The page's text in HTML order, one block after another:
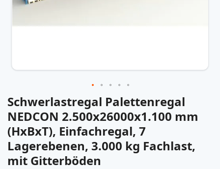
Zum
Anfang
der
Bildergalerie
springen
Schwerlastregal Palettenregal
NEDCON 2.500x26000x1.100 mm
(HxBxT), Einfachregal, 7
Lagerebenen, 3.000 kg Fachlast,
mit Gitterböden